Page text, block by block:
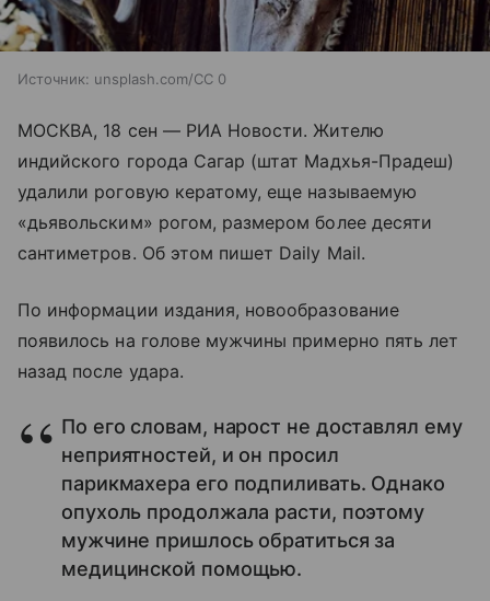
Источник: unsplash.com/CC 0
МОСКВА, 18 сен — РИА Новости. Жителю
индийского города Сагар (штат Мадхья-Прадеш)
удалили роговую кератому, еще называемую
«дьявольским» рогом, размером более десяти
сантиметров. Об этом пишет Daily Mail.
По информации издания, новообразование
появилось на голове мужчины примерно пять лет
назад после удара.
По его словам, нарост не доставлял ему
неприятностей, и он просил
парикмахера его подпиливать. Однако
опухоль продолжала расти, поэтому
мужчине пришлось обратиться за
медицинской помощью.